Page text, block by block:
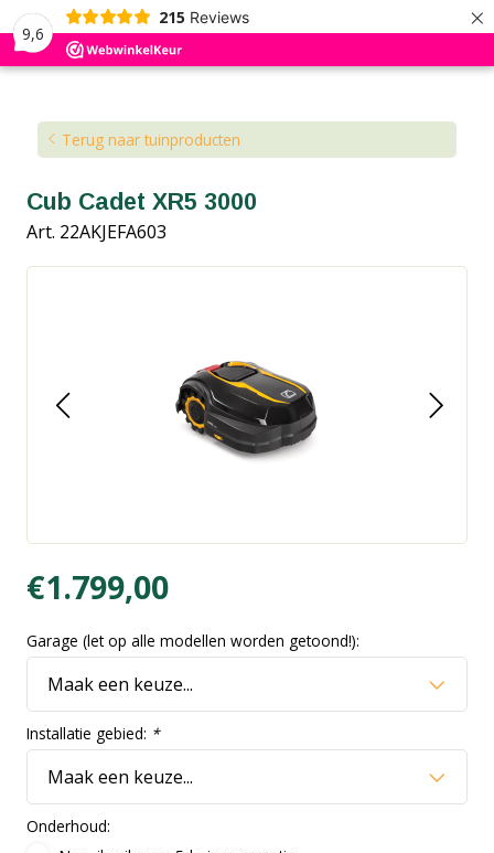
9,6
215 Reviews ×
Terug naar tuinproducten
Cub Cadet XR5 3000
Art. 22AKJEFA603
€1.799,00
Garage (let op alle modellen worden getoond!):
Installatie gebied: *
Onderhoud: